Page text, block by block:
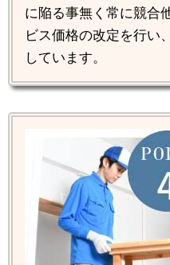
に陥る事無く常に競合
ビス価格の改定を行い
しています。